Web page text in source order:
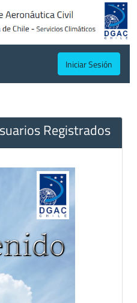
Iniciar Sesión
Registrados